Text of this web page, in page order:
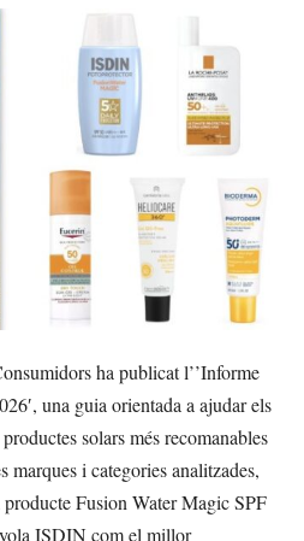
ha publicat l’’Informe
una guia orientada a ajudar els
solars més recomanables
marques i categories analitzades,
producte Fusion Water Magic SPF
ISDIN com el millor